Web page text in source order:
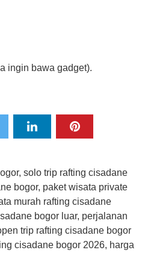
ingin bawa gadget).
solo trip rafting cisadane
bogor, paket wisata private
murah rafting cisadane
bogor luar, perjalanan
trip rafting cisadane bogor
cisadane bogor 2026, harga